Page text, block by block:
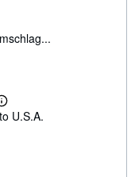
L
e U.S.A.